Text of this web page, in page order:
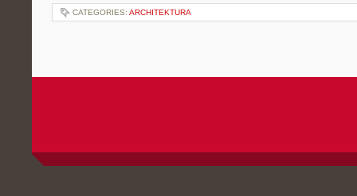
CATEGORIES: ARCHITEKTURA